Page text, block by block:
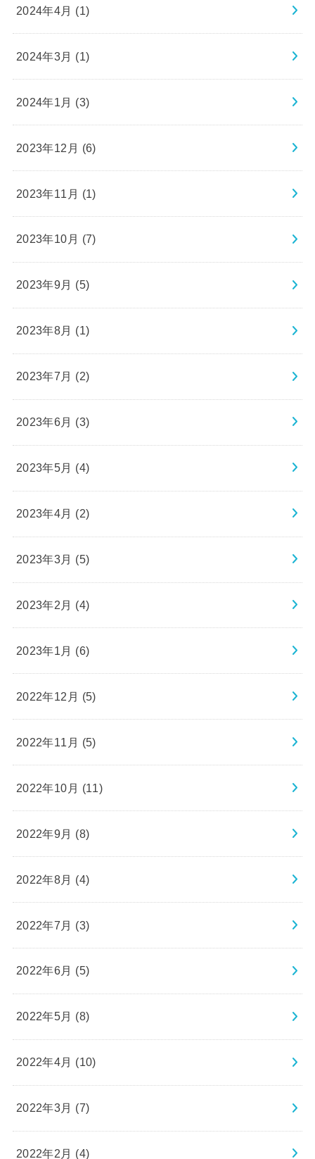
2024年4月 (1)
2024年3月 (1)
2024年1月 (3)
2023年12月 (6)
2023年11月 (1)
2023年10月 (7)
2023年9月 (5)
2023年8月 (1)
2023年7月 (2)
2023年6月 (3)
2023年5月 (4)
2023年4月 (2)
2023年3月 (5)
2023年2月 (4)
2023年1月 (6)
2022年12月 (5)
2022年11月 (5)
2022年10月 (11)
2022年9月 (8)
2022年8月 (4)
2022年7月 (3)
2022年6月 (5)
2022年5月 (8)
2022年4月 (10)
2022年3月 (7)
2022年2月 (4)